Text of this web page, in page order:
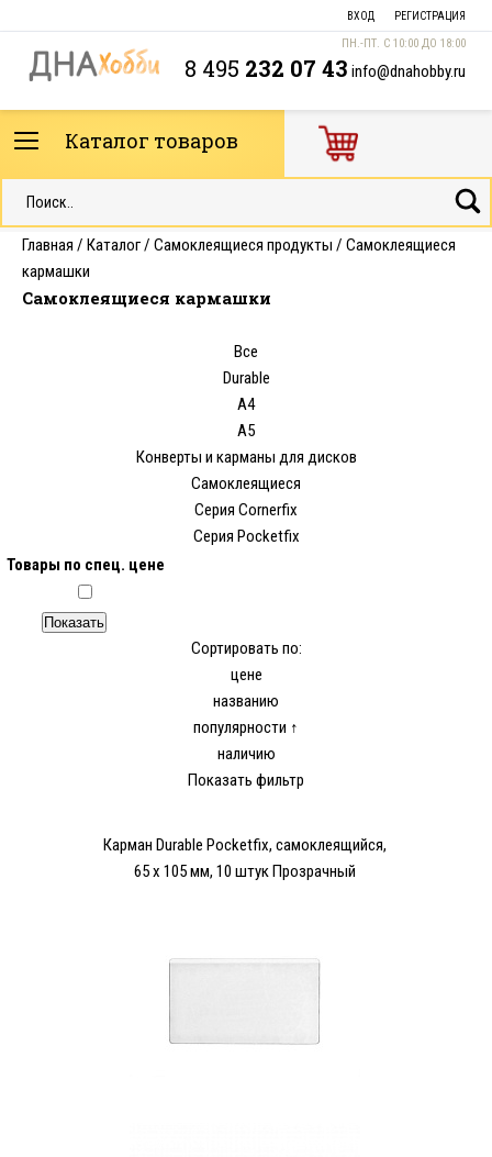
ВХОД РЕГИСТРАЦИЯ
ПН.-ПТ. С 10:00 ДО 18:00
8 495 232 07 43 info@dnahobby.ru
Каталог товаров
Главная / Каталог/ Самоклеящиеся продукты / Самоклеящиеся
кармашки
Самоклеящиеся кармашки
Все
Durable
А4
А5
Конверты и карманы для дисков
Самоклеящиеся
Серия Cornerfix
Серия Pocketfix
Товары по спец. цене
Сортировать по:
цене
названию
популярности ↑
наличию
Показать фильтр
Карман Durable Pocketfix, самоклеящийся,
65 x 105 мм, 10 штук Прозрачный